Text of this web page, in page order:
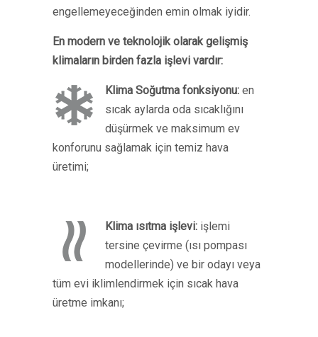
engellemeyeceğinden emin olmak iyidir.
En modern ve teknolojik olarak gelişmiş
klimaların birden fazla işlevi vardır:
Klima Soğutma fonksiyonu: en
sıcak aylarda oda sıcaklığını
düşürmek ve maksimum ev
konforunu sağlamak için temiz hava
üretimi;
Klima ısıtma işlevi: işlemi
tersine çevirme (ısı pompası
modellerinde) ve bir odayı veya
tüm evi iklimlendirmek için sıcak hava
üretme imkanı;